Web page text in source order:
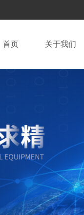
首页 关于我们